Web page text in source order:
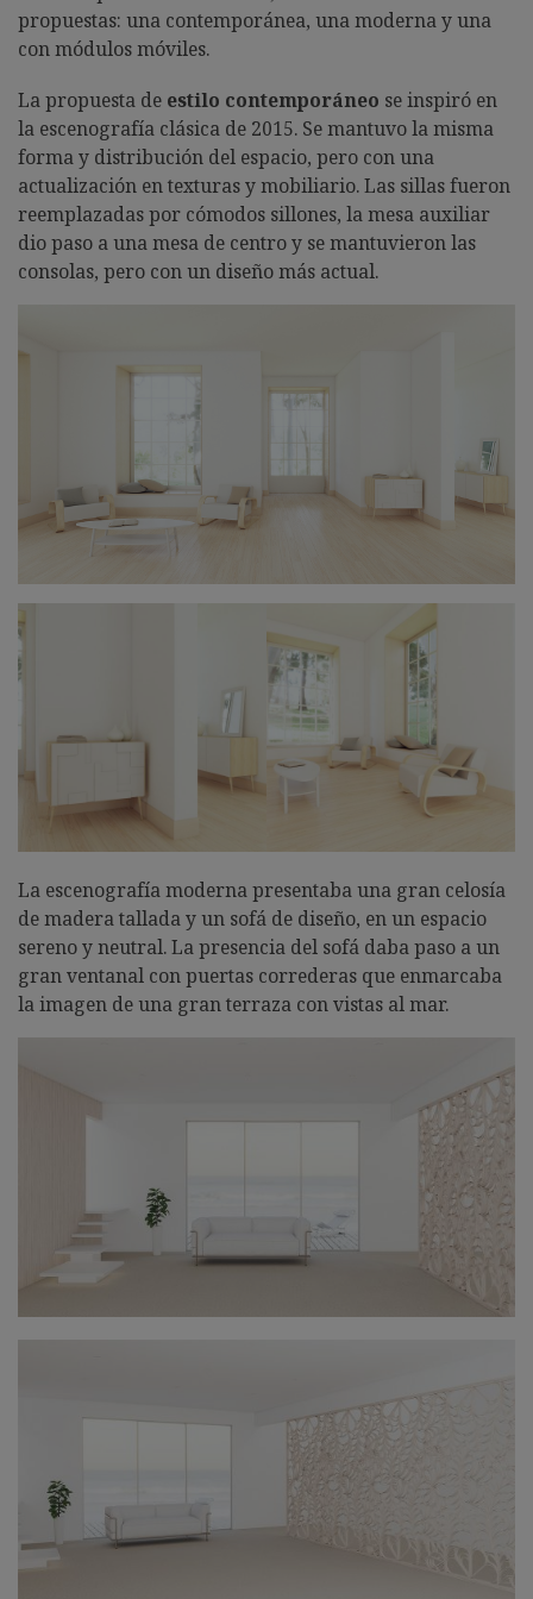
propuestas: una contemporánea, una moderna y una
con módulos móviles.
La propuesta de estilo contemporáneo se inspiró en
la escenografía clásica de 2015. Se mantuvo la misma
forma y distribución del espacio, pero con una
actualización en texturas y mobiliario. Las sillas fueron
reemplazadas por cómodos sillones, la mesa auxiliar
dio paso a una mesa de centro y se mantuvieron las
consolas, pero con un diseño más actual.
La escenografía moderna presentaba una gran celosía
de madera tallada y un sofá de diseño, en un espacio
sereno y neutral. La presencia del sofá daba paso a un
gran ventanal con puertas correderas que enmarcaba
la imagen de una gran terraza con vistas al mar.